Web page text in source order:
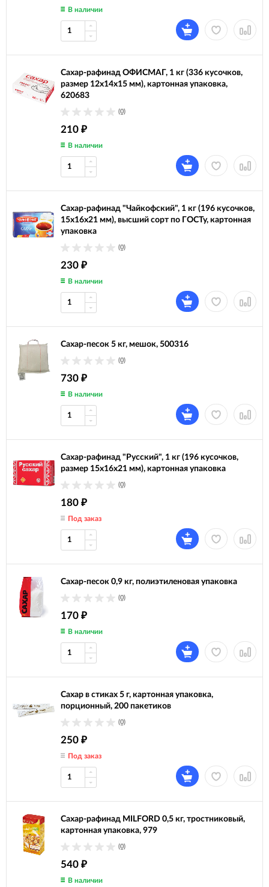
В наличии
Сахар-рафинад ОФИСМАГ, 1 кг (336 кусочков,
размер 12х14х15 мм), картонная упаковка,
620683
(0)
210 ₽
В наличии
Сахар-рафинад "Чайкофский", 1 кг (196 кусочков,
15х16х21 мм), высший сорт по ГОСТу, картонная
упаковка
(0)
230 ₽
В наличии
Сахар-песок 5 кг, мешок, 500316
(0)
730 ₽
В наличии
Сахар-рафинад "Русский", 1 кг (196 кусочков,
размер 15х16х21 мм), картонная упаковка
(0)
180 ₽
Под заказ
Сахар-песок 0,9 кг, полиэтиленовая упаковка
(0)
170 ₽
В наличии
Сахар в стиках 5 г, картонная упаковка,
порционный, 200 пакетиков
(0)
250 ₽
Под заказ
Сахар-рафинад MILFORD 0,5 кг, тростниковый,
картонная упаковка, 979
(0)
540 ₽
В наличии